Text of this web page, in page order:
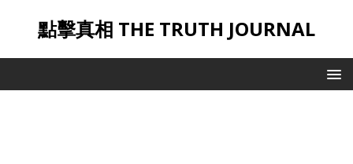
點擊真相 THE TRUTH JOURNAL